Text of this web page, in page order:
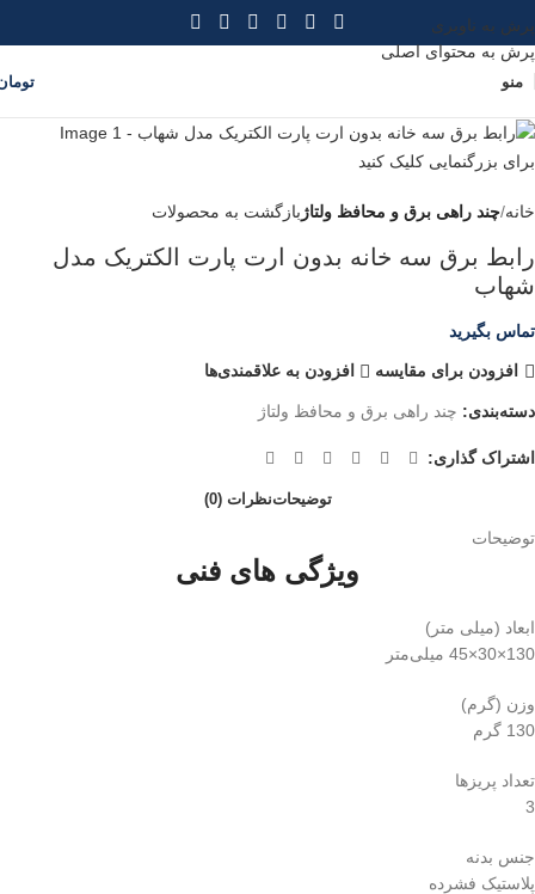
پرش به ناوبری
پرش به محتوای اصلی
منو
برای بزرگنمایی کلیک کنید
خانه چند راهی برق و محافظ ولتاژ بازگشت به محصولات
رابط برق سه خانه بدون ارت پارت الکتریک مدل
شهاب
تماس بگیرید
افزودن برای مقایسه افزودن به علاقمندی‌ها
دسته‌بندی: چند راهی برق و محافظ ولتاژ
اشتراک گذاری:
توضیحاتنظرات (0)
توضیحات
ویژگی های فنی
ابعاد (میلی متر)
130×30×45 میلی‌متر
وزن (گرم)
130 گرم
تعداد پریزها
3
جنس بدنه
پلاستیک فشرده